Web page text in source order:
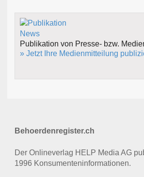
Publikation von Presse- bzw.
» Jetzt Ihre Medienmitteilung
Behoerdenregister.ch
Der Onlineverlag HELP Media AG
1996 Konsumenten­informationen.